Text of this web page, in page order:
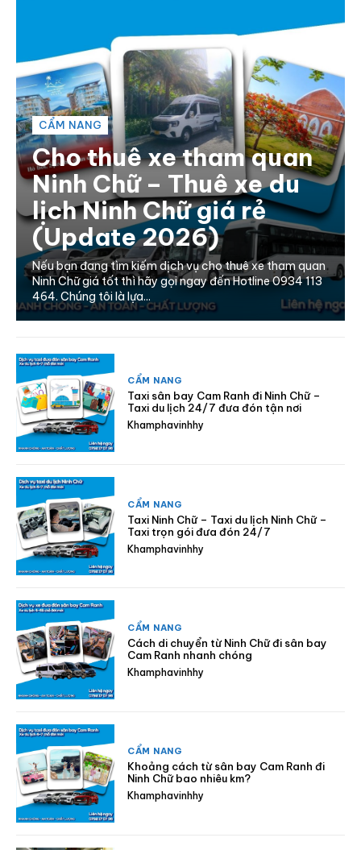
CẨM NANG
Cho thuê xe tham quan
Ninh Chữ – Thuê xe du
lịch Ninh Chữ giá rẻ
(Update 2026)
Nếu bạn đang tìm kiếm dịch vụ cho thuê xe tham quan
Ninh Chữ giá tốt thì hãy gọi ngay đến Hotline 0934 113
464. Chúng tôi là lựa...
CẨM NANG
Taxi sân bay Cam Ranh đi Ninh Chữ –
Taxi du lịch 24/7 đưa đón tận nơi
Khamphavinhhy
CẨM NANG
Taxi Ninh Chữ – Taxi du lịch Ninh Chữ –
Taxi trọn gói đưa đón 24/7
Khamphavinhhy
CẨM NANG
Cách di chuyển từ Ninh Chữ đi sân bay
Cam Ranh nhanh chóng
Khamphavinhhy
CẨM NANG
Khoảng cách từ sân bay Cam Ranh đi
Ninh Chữ bao nhiêu km?
Khamphavinhhy